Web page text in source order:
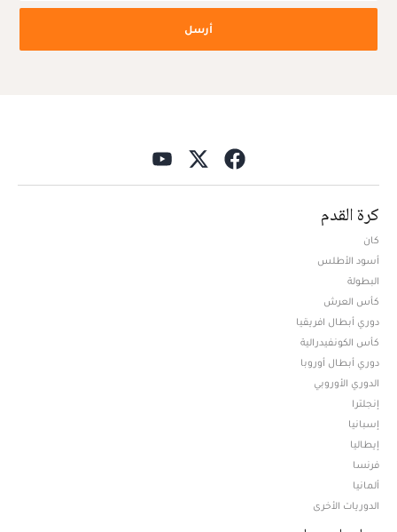
أرسل
كرة القدم
كان
أسود الأطلس
البطولة
كأس العرش
دوري أبطال افريقيا
كأس الكونفيدرالية
دوري أبطال أوروبا
الدوري الأوروبي
إنجلترا
إسبانيا
إيطاليا
فرنسا
ألمانيا
الدوريات الأخرى